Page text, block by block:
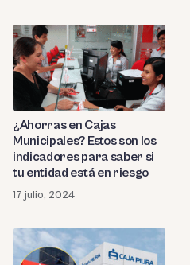
¿Ahorras en Cajas
Municipales? Estos son los
indicadores para saber si
tu entidad está en riesgo
17 julio, 2024